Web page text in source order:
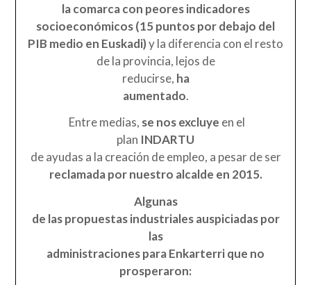
la comarca con peores indicadores
socioeconómicos (15 puntos por debajo del
PIB medio en Euskadi)y la diferencia con el resto
de la provincia, lejos de
reducirse, ha
aumentado.
Entre medias, se nos excluye en el
plan INDARTU
de ayudas a la creación de empleo, a pesar de ser
reclamada por nuestro alcalde en 2015.
Algunas
de las propuestas industriales auspiciadas por
las
administraciones para Enkarterri que no
prosperaron: